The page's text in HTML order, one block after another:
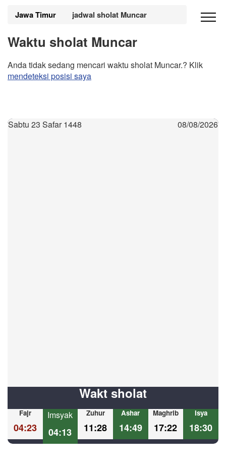
Jawa Timur jadwal sholat Muncar
Waktu sholat Muncar
Anda tidak sedang mencari waktu sholat Muncar.? Klik
mendeteksi posisi saya
Sabtu 23 Safar 1448 08/08/2026
Wakt sholat
Fajr
04:23
Imsyak
04:13
Zuhur
11:28
Ashar
14:49
Maghrib
17:22
Isya
18:30